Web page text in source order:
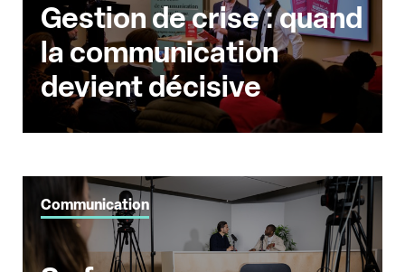
Gestion de crise : quand
la communication
devient décisive
Communication